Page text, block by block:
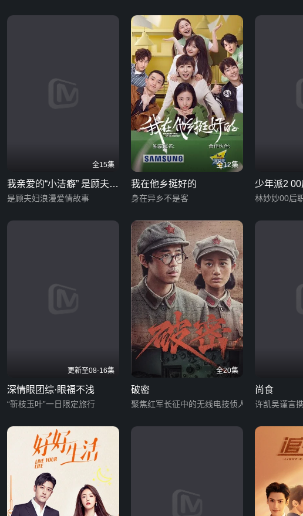
全15集
我亲爱的“小洁癖” 是顾夫妇
速看版
是顾夫妇浪漫爱情故事
全12集
我在他乡挺好的
身在异乡不是客
少年派2
林妙妙00后
更新至08-16集
深情眼团综·眼福不浅
“靳枝玉叶”一日限定旅行
全20集
破密
聚焦红军长征中的无线电技侦人员
尚食
许凯吴谨言